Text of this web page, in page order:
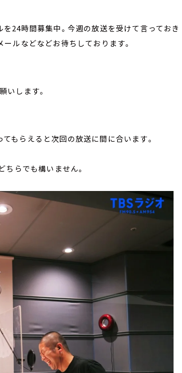
24時間募集中。今週の放送を受けて言っておき
ルなどなどお待ちしております。
いします。
もらえると次回の放送に間に合います。
ちらでも構いません。